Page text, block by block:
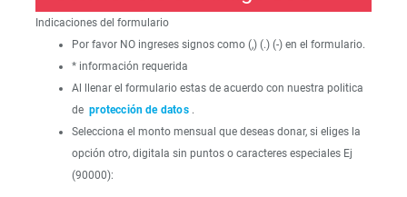
Indicaciones del formulario
Por favor NO ingreses signos como (,) (.) (-) en el formulario.
* información requerida
Al llenar el formulario estas de acuerdo con nuestra politica
de protección de datos .
Selecciona el monto mensual que deseas donar, si eliges la
opción otro, digitala sin puntos o caracteres especiales Ej
(90000):